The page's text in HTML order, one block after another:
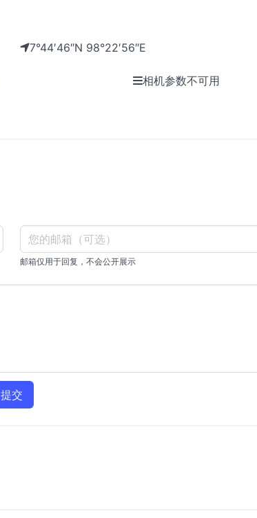
7°44′46″N 98°22′56″E
相机参数不可用
邮箱仅用于回复，不会公开展示
提交